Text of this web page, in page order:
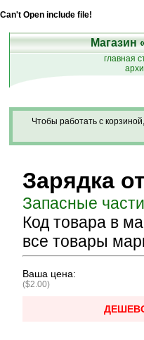
Can't Open include file!
Магазин
главная
Чтобы работать с
Зарядка
Запасные части
Код товара в
все товары
Ваша цена:
($2.00)